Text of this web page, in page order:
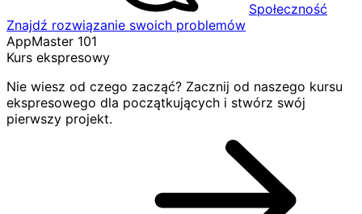
Społeczność
Znajdź rozwiązanie swoich problemów
AppMaster 101
Kurs ekspresowy
Nie wiesz od czego zacząć? Zacznij od naszego kursu
ekspresowego dla początkujących i stwórz swój
pierwszy projekt.